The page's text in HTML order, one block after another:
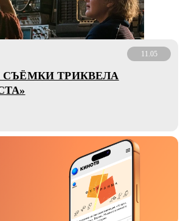
11.05
СЪЁМКИ ТРИКВЕЛА